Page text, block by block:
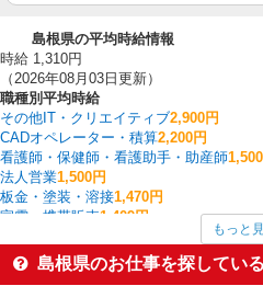
島根県の平均時給情報
時給 1,310円
（2026年08月03日更新）
職種別平均時給
その他IT・クリエイティブ2,900円
CADオペレーター・積算2,200円
看護師・保健師・看護助手・助産師
法人営業1,500円
板金・塗装・溶接1,470円
家電・携帯販売1,409円
その他教育・保育1,400円
雑貨・コスメ販売1,363円
もっと
島根県のお仕事を探してい